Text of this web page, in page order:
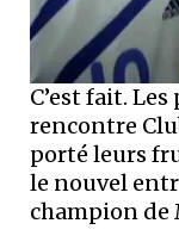
C’est fait.
rencontre
porté leurs
le nouvel
champion de